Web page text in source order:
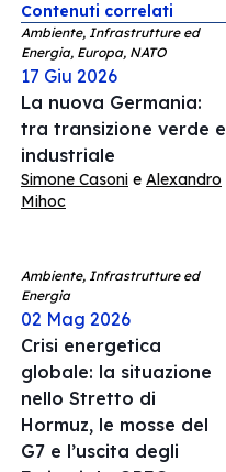
Contenuti correlati
Ambiente, Infrastrutture ed
Energia, Europa, NATO
17 Giu 2026
La nuova Germania:
tra transizione verde e
industriale
Simone Casoni e Alexandro
Mihoc
Ambiente, Infrastrutture ed
Energia
02 Mag 2026
Crisi energetica
globale: la situazione
nello Stretto di
Hormuz, le mosse del
G7 e l’uscita degli